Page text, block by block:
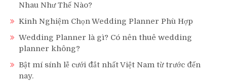
Nhau Như Thế Nào?
Kinh Nghiệm Chọn Wedding Planner Phù Hợp
Wedding Planner là gì? Có nên thuê wedding
planner không?
Bật mí sính lễ cưới đắt nhất Việt Nam từ trước đến
nay.